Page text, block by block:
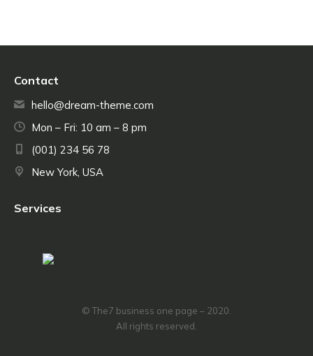
Contact
hello@dream-theme.com
Mon – Fri: 10 am – 8 pm
(001) 234 56 78
New York, USA
Services
© The7 business one page – 2020.
All rights reserved.